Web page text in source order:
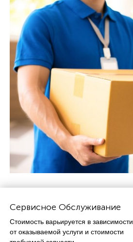
Сервисное Обслуживание
Стоимость варьируется в зависимости
от оказываемой услуги и стоимости